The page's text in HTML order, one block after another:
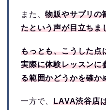
また、物販やサプリの
たという声が目立ちま
もっとも、こうした点
実際に体験レッスンに
る範囲かどうかを確か
一方で、LAVA渋谷店